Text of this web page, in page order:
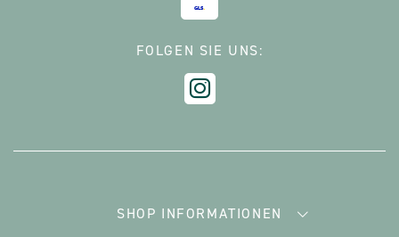
FOLGEN SIE UNS:
SHOP INFORMATIONEN